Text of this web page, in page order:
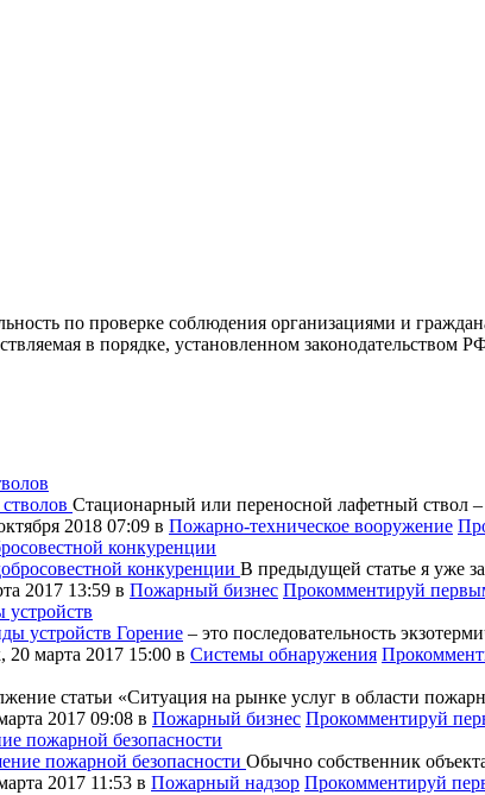
по проверке соблюдения организациями и
в порядке, установленном законодательством
Стационарный или переносной лафетный ствол
2018 07:09 в Пожарно-техническое вооружение
конкуренции
В предыдущей статье я уже
2017 13:59 в Пожарный бизнес Прокомментируй
Горение – это последовательность
марта 2017 15:00 в Системы обнаружения
статьи «Ситуация на рынке услуг в области
2017 09:08 в Пожарный бизнес Прокомментируй
пожарной безопасности
Обычно собственник
2017 11:53 в Пожарный надзор Прокомментируй